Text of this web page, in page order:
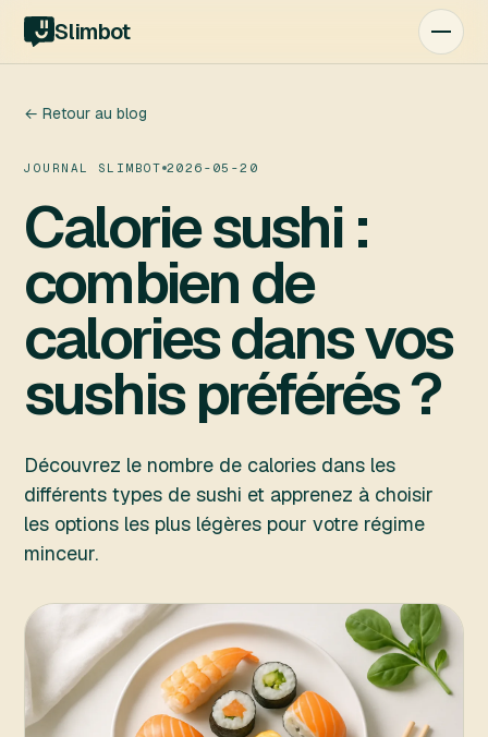
Slimbot
← Retour au blog
JOURNAL SLIMBOT 2026-05-20
Calorie sushi :
combien de
calories dans vos
sushis préférés ?
Découvrez le nombre de calories dans les
différents types de sushi et apprenez à choisir
les options les plus légères pour votre régime
minceur.